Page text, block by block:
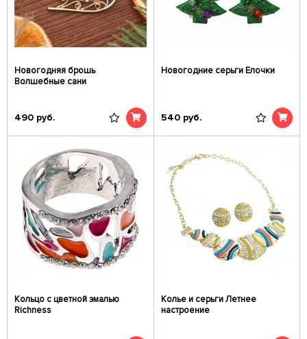
Новогодняя брошь
Волшебные сани
490 руб.
Новогодние серьги Елочки
540 руб.
Кольцо с цветной эмалью
Richness
Колье и серьги Летнее
настроение